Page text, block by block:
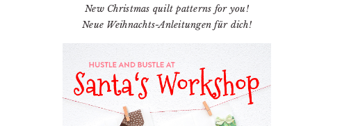
New Christmas quilt patterns for you!
Neue Weihnachts-Anleitungen für dich!